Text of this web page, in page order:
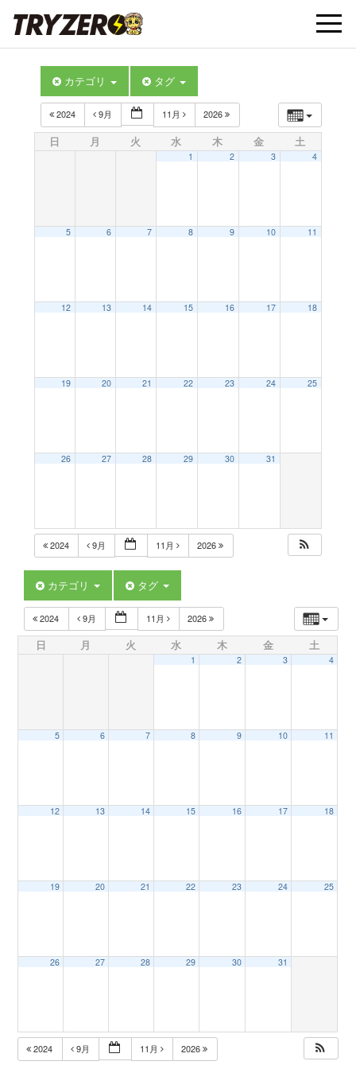
t
t
i
カテゴリ タグ
2024 9月 11月 2026
日 月 火 水 木 金 土
1 2 3 4
5 6 7 8 9 10 11
12 13 14 15 16 17 18
19 20 21 22 23 24 25
26 27 28 29 30 31
2024 9月 11月 2026
カテゴリ タグ
2024 9月 11月 2026
日 月 火 水 木 金 土
1 2 3 4
5 6 7 8 9 10 11
12 13 14 15 16 17 18
19 20 21 22 23 24 25
26 27 28 29 30 31
2024 9月 11月 2026